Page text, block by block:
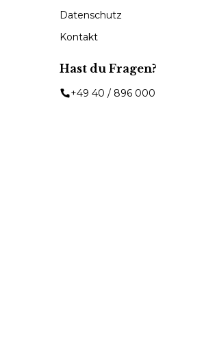
Datenschutz
Kontakt
Hast du Fragen?
+49 40 / 896 000